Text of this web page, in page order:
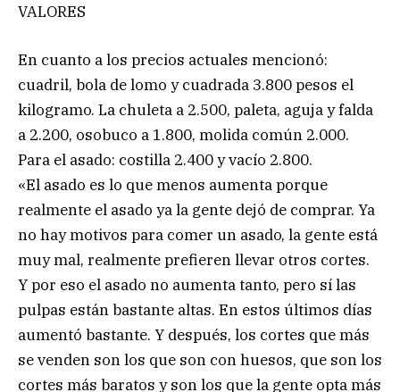
VALORES
En cuanto a los precios actuales mencionó:
cuadril, bola de lomo y cuadrada 3.800 pesos el
kilogramo. La chuleta a 2.500, paleta, aguja y falda
a 2.200, osobuco a 1.800, molida común 2.000.
Para el asado: costilla 2.400 y vacío 2.800.
«El asado es lo que menos aumenta porque
realmente el asado ya la gente dejó de comprar. Ya
no hay motivos para comer un asado, la gente está
muy mal, realmente prefieren llevar otros cortes.
Y por eso el asado no aumenta tanto, pero sí las
pulpas están bastante altas. En estos últimos días
aumentó bastante. Y después, los cortes que más
se venden son los que son con huesos, que son los
cortes más baratos y son los que la gente opta más